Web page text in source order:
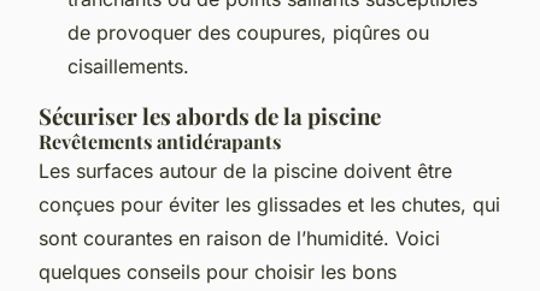
de provoquer des coupures, piqûres ou
cisaillements.
Sécuriser les abords de la piscine
Revêtements antidérapants
Les surfaces autour de la piscine doivent être
conçues pour éviter les glissades et les chutes, qui
sont courantes en raison de l’humidité. Voici
quelques conseils pour choisir les bons